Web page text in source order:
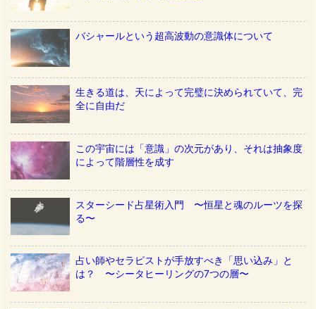
バシャールという超高波動の意識体について
生きる道は、天によって完璧に決められていて、完
全に自由だ
この宇宙には「意識」の次元があり、それは抽象度
によって階層性を成す
スターシード占星術入門 〜恒星と魂のルーツを探
る〜
占い師やセラピストが手放すべき「思い込み」と
は？ 〜シータヒーリングの7つの層〜